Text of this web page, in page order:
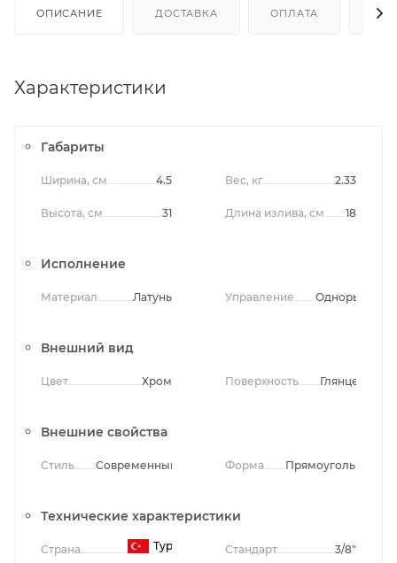
ОПИСАНИЕ ДОСТАВКА ОПЛАТА
Характеристики
Габариты
Ширина, см 4.5
Высота, см 31
Вес, кг 2.33
Длина излива, см 18
Исполнение
Материал Латунь Управление
Внешний вид
Цвет Хром Поверхность Глянцевая
Внешние свойства
Стиль Современный Форма Прямоугольная
Технические характеристики
Страна Турция
Стандарт
3/8"